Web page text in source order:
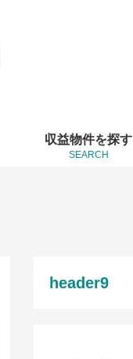
収益物件を探す
SEARCH
header9